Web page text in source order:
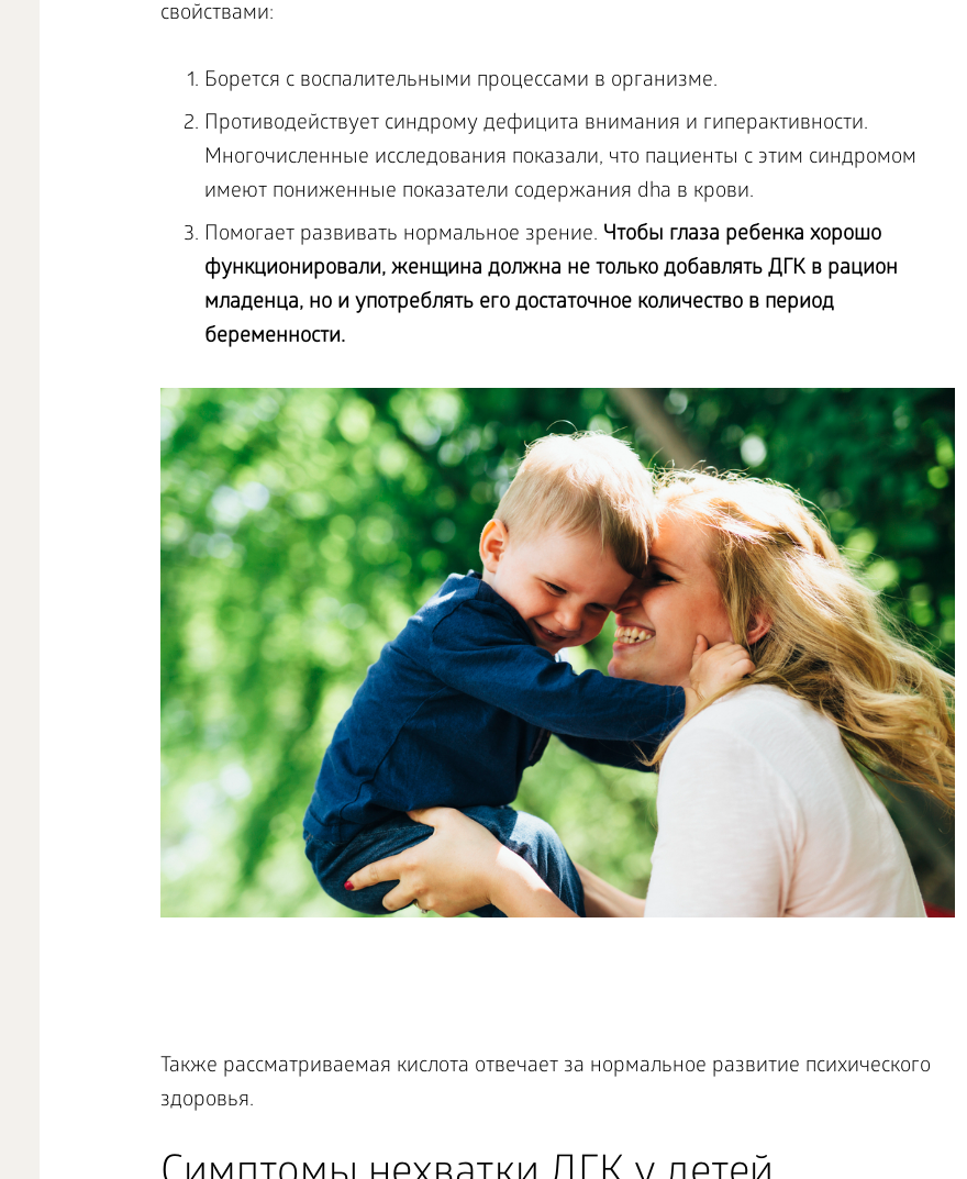
свойствами:
Борется с воспалительными процессами в организме.
Противодействует синдрому дефицита внимания и гиперактивности.
Многочисленные исследования показали, что пациенты с этим синдромом
имеют пониженные показатели содержания dha в крови.
Помогает развивать нормальное зрение. Чтобы глаза ребенка хорошо
функционировали, женщина должна не только добавлять ДГК в рацион
младенца, но и употреблять его достаточное количество в период
беременности.
Также рассматриваемая кислота отвечает за нормальное развитие психического
здоровья.